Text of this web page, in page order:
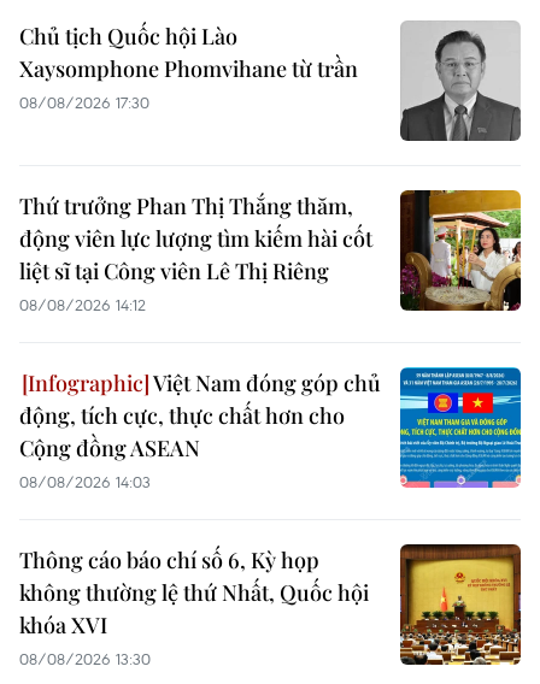
Chủ tịch Quốc hội Lào
Xaysomphone Phomvihane từ trần
08/08/2026 17:30
Thứ trưởng Phan Thị Thắng thăm,
động viên lực lượng tìm kiếm hài cốt
liệt sĩ tại Công viên Lê Thị Riêng
08/08/2026 14:12
Việt Nam đóng góp chủ
động, tích cực, thực chất hơn cho
Cộng đồng ASEAN
08/08/2026 14:03
Thông cáo báo chí số 6, Kỳ họp
không thường lệ thứ Nhất, Quốc hội
khóa XVI
08/08/2026 13:30